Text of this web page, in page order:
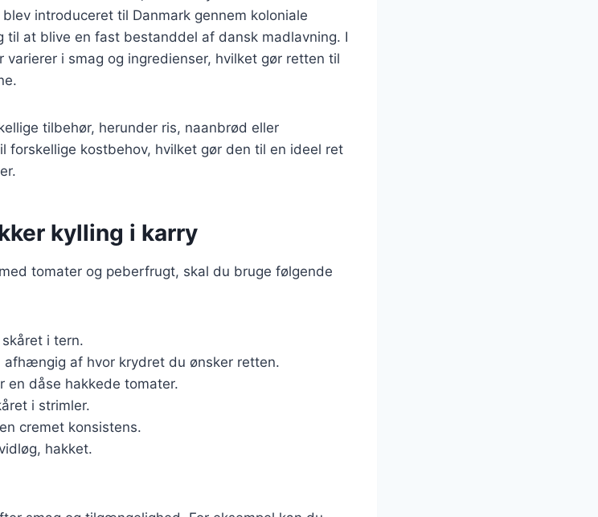
introduceret til Danmark gennem koloniale
til at blive en fast bestanddel af dansk madlavning. I
i smag og ingredienser, hvilket gør retten til
tilbehør, herunder ris, naanbrød eller
forskellige kostbehov, hvilket gør den til en ideel ret
kylling i karry
tomater og peberfrugt, skal du bruge følgende
i tern.
afhængig af hvor krydret du ønsker retten.
en dåse hakkede tomater.
i strimler.
cremet konsistens.
hakket.